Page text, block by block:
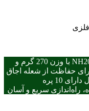
فلزی
صفحه محافظ باد نیچرهایک مدل NH20CJ008 با وزن 270 گرم و
حفاظت از شعله اجاق
در کمپینگ و کوهنوردی است. این محصول دارای 10 پره
راه‌اندازی سریع و آسان